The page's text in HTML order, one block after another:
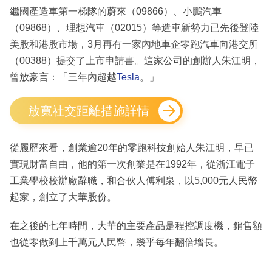
區
繼國產造車第一梯隊的蔚來（09866）、小鵬汽車
（09868）、理想汽車（02015）等造車新勢力已先後登陸
美股和港股市場，3月再有一家內地車企零跑汽車向港交所
（00388）提交了上市申請書。這家公司的創辦人朱江明，
曾放豪言：「三年內超越Tesla。」
放寬社交距離措施詳情
從履歷來看，創業逾20年的零跑科技創始人朱江明，早已
實現財富自由，他的第一次創業是在1992年，從浙江電子
工業學校校辦廠辭職，和合伙人傅利泉，以5,000元人民幣
起家，創立了大華股份。
在之後的七年時間，大華的主要產品是程控調度機，銷售額
也從零做到上千萬元人民幣，幾乎每年翻倍增長。